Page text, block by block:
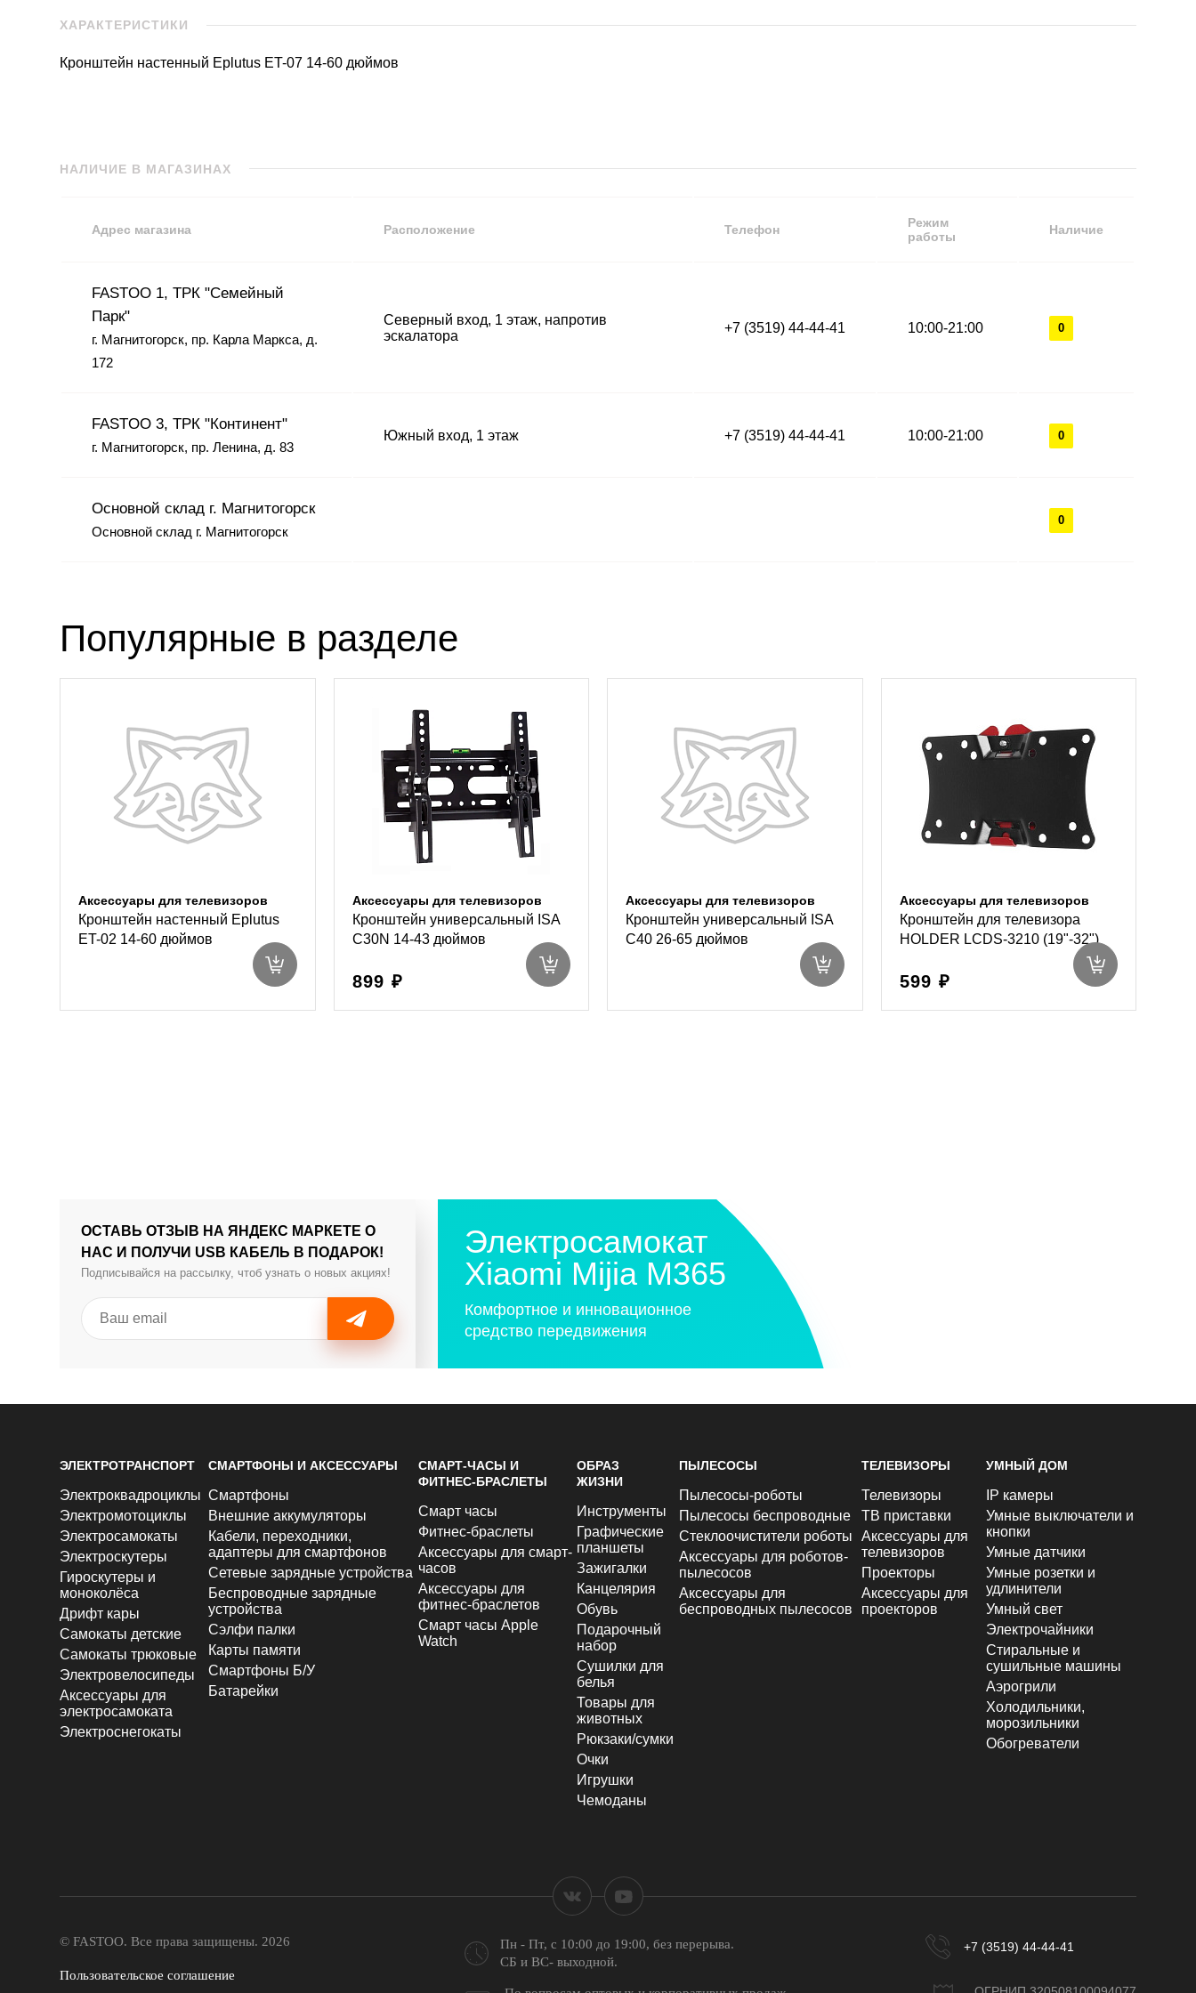
ХАРАКТЕРИСТИКИ
Кронштейн настенный Eplutus ET-07 14-60 дюймов
НАЛИЧИЕ В МАГАЗИНАХ
Адрес магазина Расположение Телефон
Режим
работы
Наличие
FASTOO 1, ТРК "Семейный
Парк"
г. Магнитогорск, пр. Карла Маркса, д.
172
Северный вход, 1 этаж, напротив
эскалатора
+7 (3519) 44-44-41 10:00-21:00 0
FASTOO 3, ТРК "Континент"
г. Магнитогорск, пр. Ленина, д. 83
Южный вход, 1 этаж +7 (3519) 44-44-41 10:00-21:00 0
Основной склад г. Магнитогорск
Основной склад г. Магнитогорск
0
Популярные в разделе
Аксессуары для телевизоров
Кронштейн настенный Eplutus
ET-02 14-60 дюймов
Аксессуары для телевизоров
Кронштейн универсальный ISA
C30N 14-43 дюймов
899 ₽
Аксессуары для телевизоров
Кронштейн универсальный ISA
C40 26-65 дюймов
Аксессуары для телевизоров
Кронштейн для телевизора
HOLDER LCDS-3210 (19"-32")
599 ₽
ОСТАВЬ ОТЗЫВ НА ЯНДЕКС МАРКЕТЕ О
НАС И ПОЛУЧИ USB КАБЕЛЬ В ПОДАРОК!
Подписывайся на рассылку, чтоб узнать о новых акциях!
Электросамокат
Xiaomi Mijia M365
Комфортное и инновационное
средство передвижения
ЭЛЕКТРОТРАНСПОРТ
Электроквадроциклы
Электромотоциклы
Электросамокаты
Электроскутеры
Гироскутеры и
моноколёса
Дрифт кары
Самокаты детские
Самокаты трюковые
Электровелосипеды
Аксессуары для
электросамоката
Электроснегокаты
СМАРТФОНЫ И АКСЕССУАРЫ
Смартфоны
Внешние аккумуляторы
Кабели, переходники,
адаптеры для смартфонов
Сетевые зарядные устройства
Беспроводные зарядные
устройства
Сэлфи палки
Карты памяти
Смартфоны Б/У
Батарейки
СМАРТ-ЧАСЫ И
ФИТНЕС-БРАСЛЕТЫ
Смарт часы
Фитнес-браслеты
Аксессуары для смарт-
часов
Аксессуары для
фитнес-браслетов
Смарт часы Apple
Watch
ОБРАЗ
ЖИЗНИ
Инструменты
Графические
планшеты
Зажигалки
Канцелярия
Обувь
Подарочный
набор
Сушилки для
белья
Товары для
животных
Рюкзаки/сумки
Очки
Игрушки
Чемоданы
ПЫЛЕСОСЫ
Пылесосы-роботы
Пылесосы беспроводные
Стеклоочистители роботы
Аксессуары для роботов-
пылесосов
Аксессуары для
беспроводных пылесосов
ТЕЛЕВИЗОРЫ
Телевизоры
ТВ приставки
Аксессуары для
телевизоров
Проекторы
Аксессуары для
проекторов
УМНЫЙ ДОМ
IP камеры
Умные выключатели и
кнопки
Умные датчики
Умные розетки и
удлинители
Умный свет
Электрочайники
Стиральные и
сушильные машины
Аэрогрили
Холодильники,
морозильники
Обогреватели
© FASTOO. Все права защищены. 2026
Пользовательское соглашение
Пн - Пт, с 10:00 до 19:00, без перерыва.
СБ и ВС- выходной.
+7 (3519) 44-44-41